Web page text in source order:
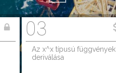
03
Az x^x típusú függvények
deriválása